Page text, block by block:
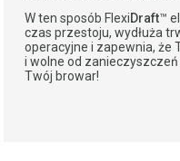
W ten sposób FlexiDraft™
czas przestoju, wydłuża
operacyjne i zapewnia, że
i wolne od zanieczyszczeń
Twój browar!